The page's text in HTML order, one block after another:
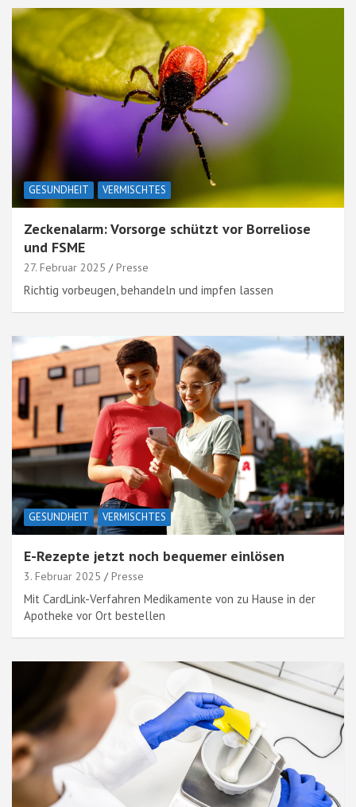
GESUNDHEIT VERMISCHTES
Zeckenalarm: Vorsorge schützt vor Borreliose
und FSME
27. Februar 2025 Presse
Richtig vorbeugen, behandeln und impfen lassen
GESUNDHEIT VERMISCHTES
E-Rezepte jetzt noch bequemer einlösen
3. Februar 2025 Presse
Mit CardLink-Verfahren Medikamente von zu Hause in der
Apotheke vor Ort bestellen